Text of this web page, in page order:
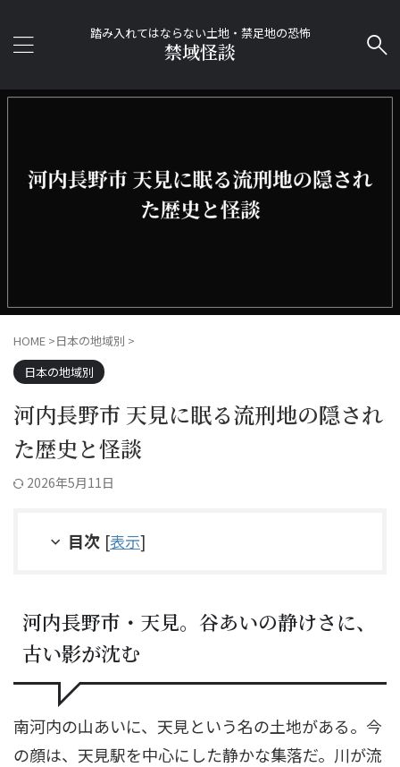
踏み入れてはならない土地・禁足地の恐怖
禁域怪談
HOME >日本の地域別 >
日本の地域別
河内長野市 天見に眠る流刑地の隠され
た歴史と怪談
2026年5月11日
目次 [表示]
河内長野市・天見。谷あいの静けさに、
古い影が沈む
南河内の山あいに、天見という名の土地がある。今
の顔は、天見駅を中心にした静かな集落だ。川が流